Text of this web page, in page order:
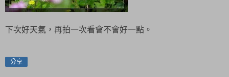
下次好天氣，再拍一次看會不會好一點。
分享